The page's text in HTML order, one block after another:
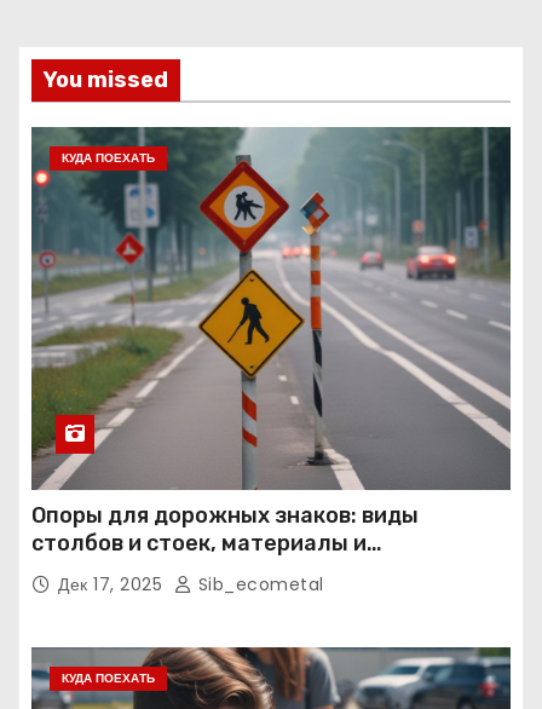
You missed
КУДА ПОЕХАТЬ
Опоры для дорожных знаков: виды
столбов и стоек, материалы и
нормативные требования
Дек 17, 2025 Sib_ecometal
КУДА ПОЕХАТЬ